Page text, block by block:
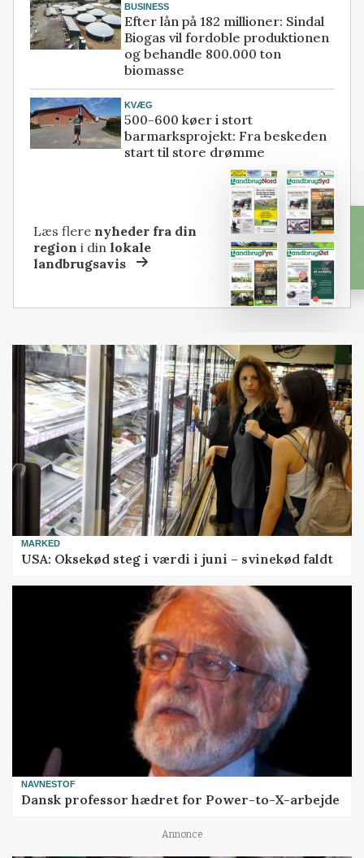
BUSINESS
Efter lån på 182 millioner: Sindal
Biogas vil fordoble produktionen
og behandle 800.000 ton
biomasse
KVÆG
500-600 køer i stort
barmarksprojekt: Fra beskeden
start til store drømme
Læs flere nyheder fra din
region i dinlokale
landbrugsavis
MARKED
USA: Oksekød steg i værdi i juni – svinekød faldt
NAVNESTOF
Dansk professor hædret for Power-to-X-arbejde
Annonce